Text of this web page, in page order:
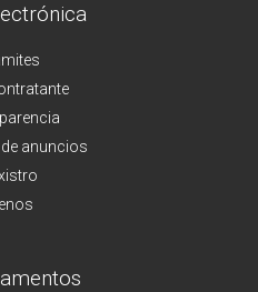
anuncios